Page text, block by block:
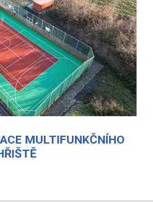
MULTIFUNKČNÍHO